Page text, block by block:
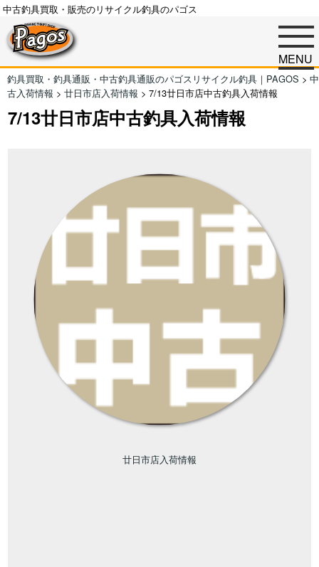
中古釣具買取・販売のリサイクル釣具のパゴス
MENU
釣具買取・釣具通販・中古釣具通販のパゴスリサイクル釣具｜PAGOS > 中
古入荷情報 > 廿日市店入荷情報 > 7/13廿日市店中古釣具入荷情報
7/13廿日市店中古釣具入荷情報
廿日市店入荷情報